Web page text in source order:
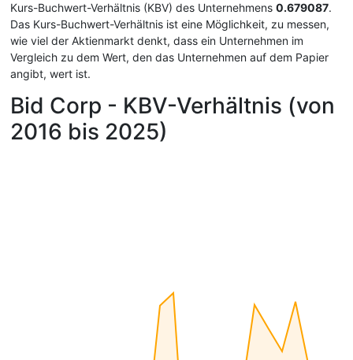
Kurs-Buchwert-Verhältnis (KBV) des Unternehmens 0.679087.
Das Kurs-Buchwert-Verhältnis ist eine Möglichkeit, zu messen,
wie viel der Aktienmarkt denkt, dass ein Unternehmen im
Vergleich zu dem Wert, den das Unternehmen auf dem Papier
angibt, wert ist.
Bid Corp - KBV-Verhältnis (von
2016 bis 2025)